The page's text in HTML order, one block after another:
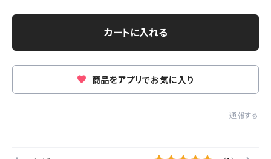
カートに入れる
商品をアプリでお気に入り
通報する